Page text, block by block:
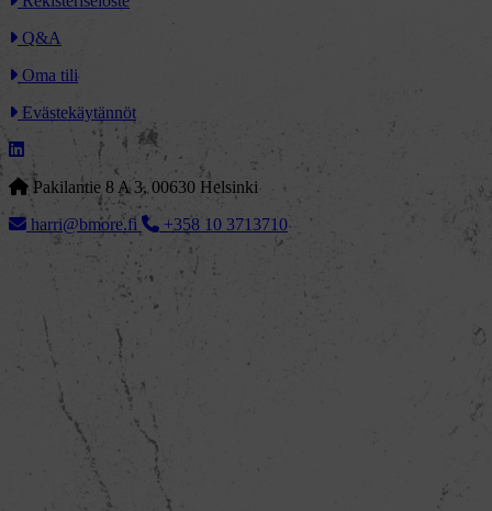
Q&A
Oma tili
Evästekäytännöt
Pakilantie 8 A 3, 00630 Helsinki
harri@bmore.fi
+358 10 3713710